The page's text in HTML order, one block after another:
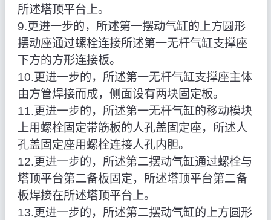
所述塔顶平台上。
9.更进一步的，所述第一摆动气缸的上方圆形
摆动座通过螺栓连接所述第一无杆气缸支撑座
下方的方形连接板。
10.更进一步的，所述第一无杆气缸支撑座主体
由方管焊接而成，侧面设有两块固定板。
11.更进一步的，所述第一无杆气缸的移动模块
上用螺栓固定带筋板的人孔盖固定座，所述人
孔盖固定座用螺栓连接人孔内胆。
12.更进一步的，所述第二摆动气缸通过螺栓与
塔顶平台第二备板固定，所述塔顶平台第二备
板焊接在所述塔顶平台上。
13.更进一步的，所述第二摆动气缸的上方圆形